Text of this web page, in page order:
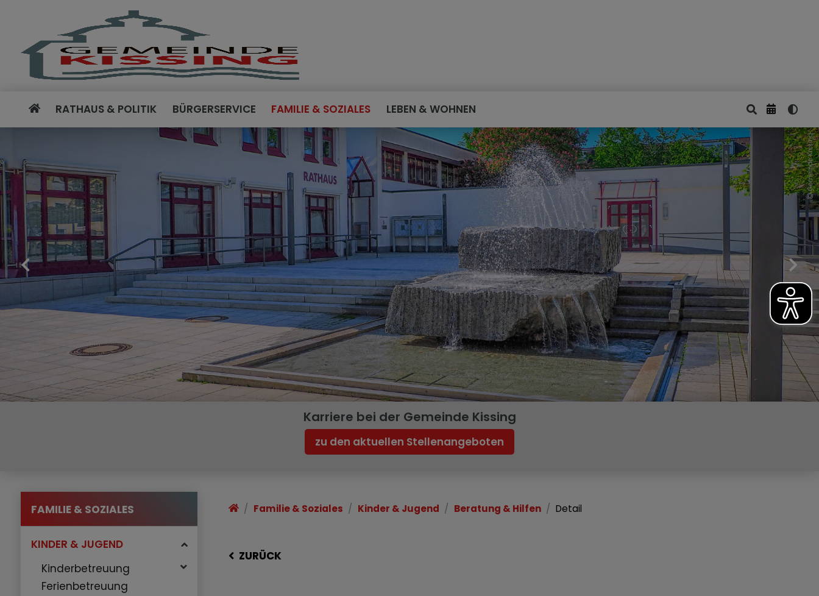
RATHAUS & POLITIK BÜRGERSERVICE FAMILIE & SOZIALES LEBEN & WOHNEN
Gemeinde Kissing
Karriere bei der Gemeinde Kissing
zu den aktuellen Stellenangeboten
FAMILIE & SOZIALES
KINDER & JUGEND
Kinderbetreuung
Ferienbetreuung
Familie & Soziales Kinder & Jugend Beratung & Hilfen Detail
ZURÜCK